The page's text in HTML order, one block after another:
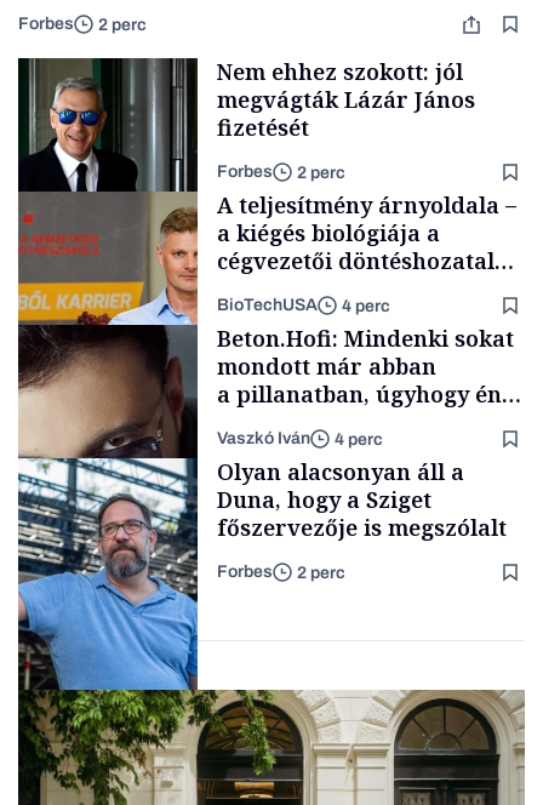
Forbes 2 perc
Politika
Nem ehhez szokott: jól
megvágták Lázár János
fizetését
Forbes 2 perc
Content Lab HUB
A teljesítmény árnyoldala –
a kiégés biológiája a
cégvezetői döntéshozatal
BioTechUSA 4 perc
Forbes-sztori
Beton.Hofi: Mindenki sokat
mondott már abban
a pillanatban, úgyhogy én
a legsarkosabb
gondolataimat akartam
kimondani
Vaszkó Iván 4 perc
Társadalom
Olyan alacsonyan áll a
Duna, hogy a Sziget
főszervezője is megszólalt
Forbes 2 perc